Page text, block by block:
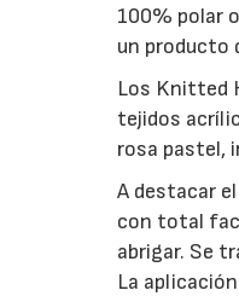
100% polar
un producto
Los Knitted
tejidos
rosa pastel,
A destacar
con total
abrigar. Se
La